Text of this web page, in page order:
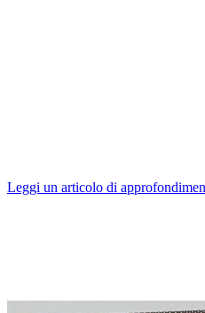
Leggi un articolo di